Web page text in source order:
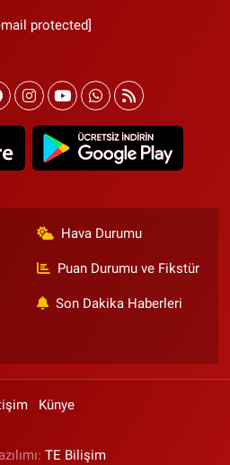
protected]
Hava Durumu
Puan Durumu ve Fikstür
Son Dakika Haberleri
Künye
TE Bilişim